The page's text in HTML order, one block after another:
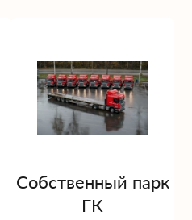
Собственный парк
ГК